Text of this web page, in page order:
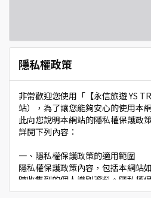
隱私權政策
非常歡迎您使用「【永信旅遊 YS
站），為了讓您能夠安心的使用本
此向您說明本網站的隱私權保護政
詳閱下列內容：
一、隱私權保護政策的適用範圍
隱私權保護政策內容，包括本網站
時收集到的個人識別資料。隱私權
外的相關連結網站，也不適用於非